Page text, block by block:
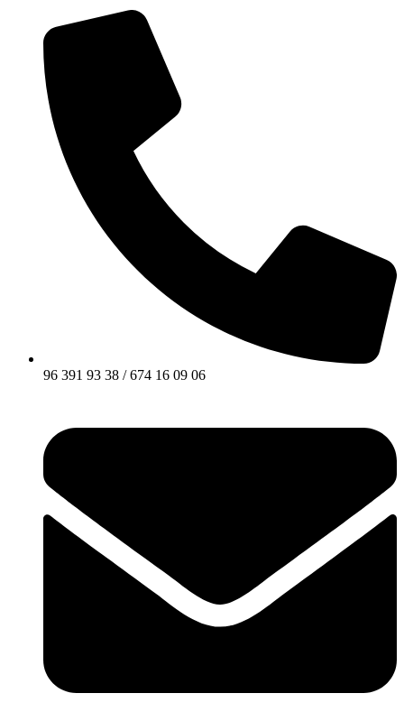
96 391 93 38 / 674 16 09 06